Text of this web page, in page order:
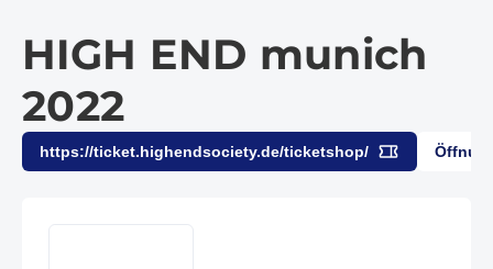
HIGH END munich
2022
https://ticket.highendsociety.de/ticketshop/